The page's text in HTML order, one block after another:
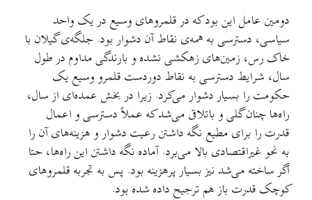
دومین عامل این بود که در قلمروهای وسیع در یک واحد
سیاسی، دسترسی به همه‌ی نقاط آن دشوار بود. جلگه‌ی گیلان با
خاک رس، زمین‌های زهکشی نشده و بارندگی مداوم در طول
سال، شرایط دسترسی به نقاط دوردست قلمرو وسیع یک
حکومت را بسیار دشوار می‌کرد. زیرا در بخش عمده‌ای از سال،
راه‌ها چنان گلی و باتلاقی می‌شد که عملاً دسترسی و اعمال
قدرت را برای مطیع نگه داشتن رعیت دشوار و هزینه‌های آن را
به نحو غیراقتصادی بالا می‌برد. آماده نگه داشتن این راه‌ها، حتا
اگر ساخته می‌شد نیز بسیار پرهزینه بود. پس به تجربه قلمروهای
کوچک قدرت باز هم ترجیح داده شده بود.